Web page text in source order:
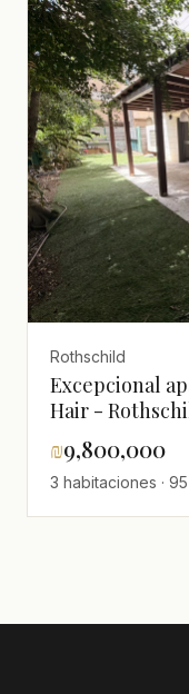
Rothschild
Excepcional
Hair -
₪9,800,000
3 habitaciones · 95